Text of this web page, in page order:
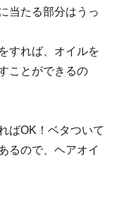
当たる部分はうっ
すれば、オイルを
ことができるの
ばOK！ベタついて
るので、ヘアオイ